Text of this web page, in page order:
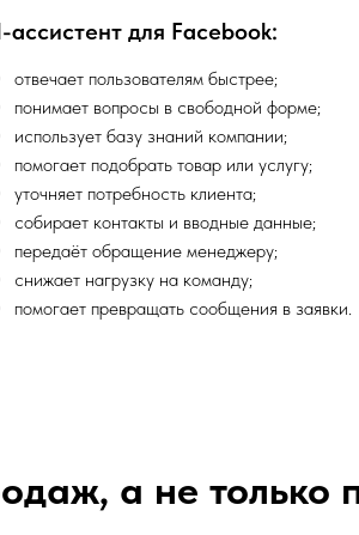
для Facebook:
отвечает пользователям быстрее;
понимает вопросы в свободной форме;
использует базу знаний компании;
помогает подобрать товар или услугу;
уточняет потребность клиента;
собирает контакты и вводные данные;
передаёт обращение менеджеру;
снижает нагрузку на команду;
помогает превращать сообщения в заявки.
а не только